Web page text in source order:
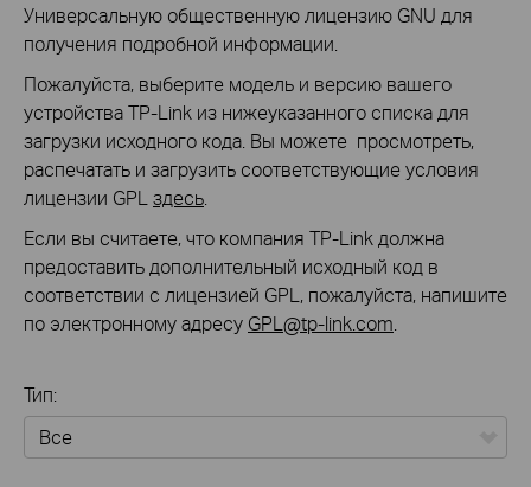
Универсальную общественную лицензию GNU для
получения подробной информации.
Пожалуйста, выберите модель и версию вашего
устройства TP-Link из нижеуказанного списка для
загрузки исходного кода. Вы можете просмотреть,
распечатать и загрузить соответствующие условия
лицензии GPL здесь
Если вы считаете, что компания TP-Link должна
предоставить дополнительный исходный код в
соответствии с лицензией GPL, пожалуйста, напишите
по электронному адресу GPL@tp-link.com
Тип: